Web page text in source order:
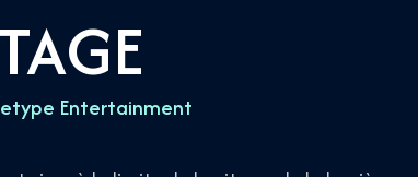
Entertainment